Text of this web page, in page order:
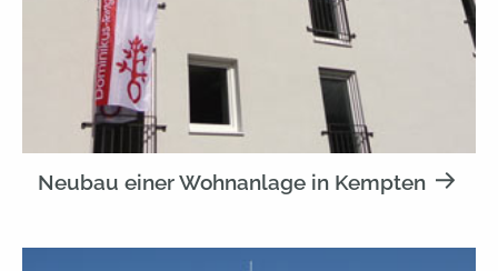
Neubau einer Wohnanlage in Kempten